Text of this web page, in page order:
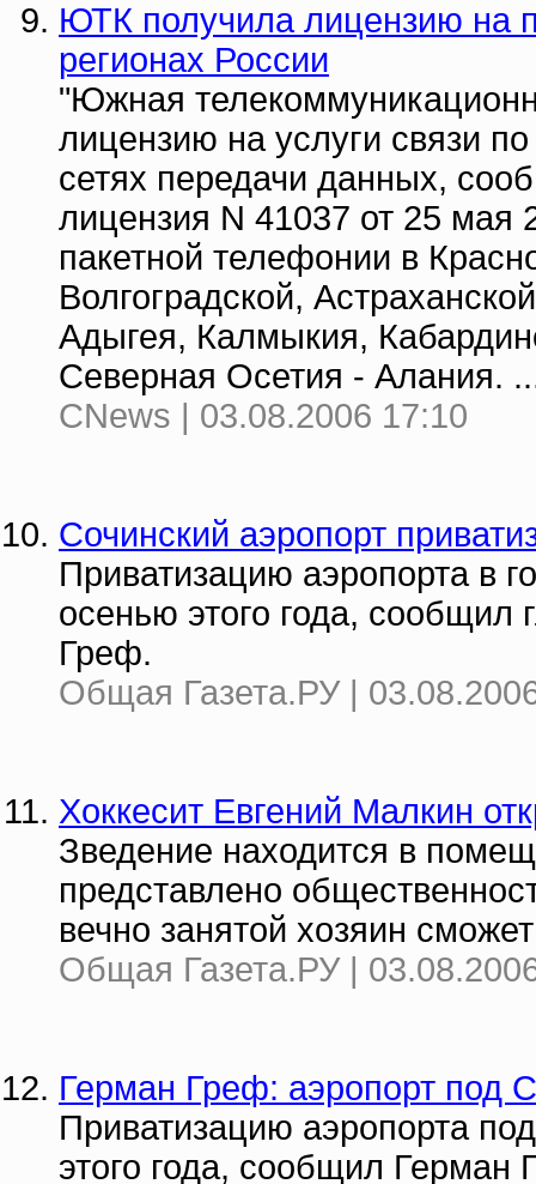
ЮТК получила лицензию на
регионах России
"Южная
лицензию на услуги связи
сетях передачи данных,
лицензия N 41037 от 25 мая
пакетной телефонии в
Волгоградской,
Адыгея, Калмыкия,
Северная Осетия - Алания.
CNews | 03.08.2006 17:10
Сочинский аэропорт
Приватизацию аэропорта в
осенью этого года, сообщил
Греф.
Общая Газета.РУ |
Хоккесит Евгений Малкин
Зведение находится в
представлено
вечно занятой хозяин
Общая Газета.РУ |
Герман Греф: аэропорт под
Приватизацию аэропорта
этого года, сообщил Герман